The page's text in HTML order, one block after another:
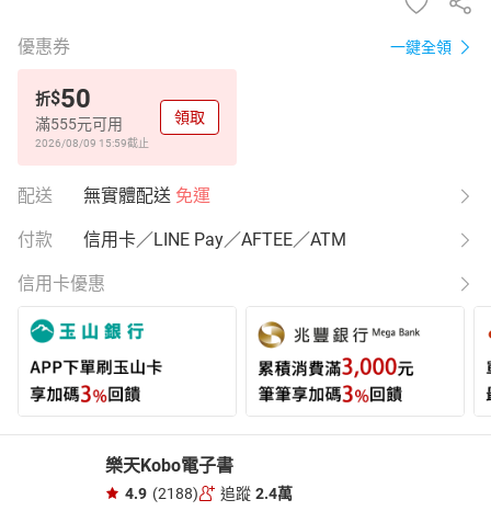
優惠券 一鍵全領
折$50
滿555元可用
2026/08/09 15:59截止
領取
配送 無實體配送 免運
付款 信用卡／LINE Pay／AFTEE／ATM
信用卡優惠
樂天Kobo電子書
4.9 (2188) 追蹤 2.4萬